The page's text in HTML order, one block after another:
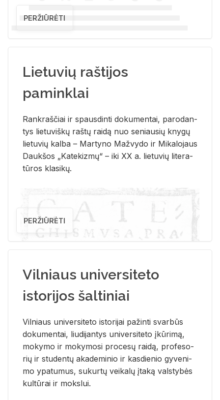
PERŽIŪRĖTI
Lietuvių raštijos
paminklai
Rank­raš­čiai ir spaus­din­ti do­ku­men­tai, pa­ro­dan­
tys lie­tu­viš­kų raš­tų rai­dą nuo se­niau­sių kny­gų
lie­tu­vių kal­ba – Mar­ty­no Ma­žvy­do ir Mi­ka­lo­jaus
Dauk­šos „Ka­te­kiz­mų“ – iki XX a. lie­tu­vių li­te­ra­
tū­ros kla­si­kų.
PERŽIŪRĖTI
Vilniaus universiteto
istorijos šaltiniai
Vil­niaus uni­ver­si­te­to is­to­ri­jai pa­žin­ti svar­būs
do­ku­men­tai, liu­di­jan­tys uni­ver­si­te­to įkū­ri­mą,
mo­ky­mo ir mo­ky­mo­si pro­ce­sų rai­dą, pro­fe­so­
rių ir stu­den­tų aka­de­mi­nio ir kas­die­nio gy­ve­ni­
mo ypa­tu­mus, su­kur­tų vei­ka­lų įta­ką vals­ty­bės
kul­tū­rai ir moks­lui.